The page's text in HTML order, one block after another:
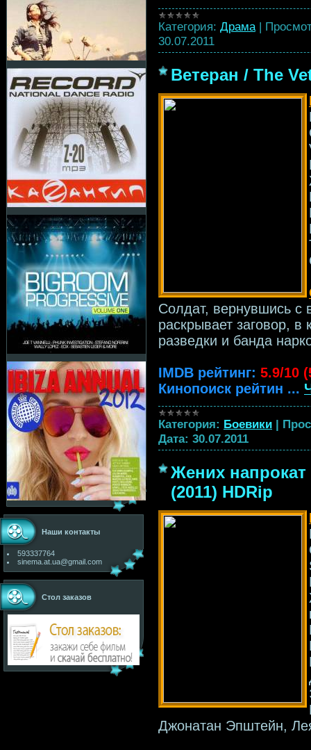
Наши контакты
593337764
sinema.at.ua@gmail.com
Стол заказов
Категория: Драма |
30.07.2011
Ветеран / The
Солдат, вернувшись с
раскрывает заговор,
разведки и банда
IMDB рейтинг: 5.9/10
Кинопоиск рейтин ...
Категория: Боевики |
Дата: 30.07.2011
Жених
(2011) HDRip
Джонатан Эпштейн,